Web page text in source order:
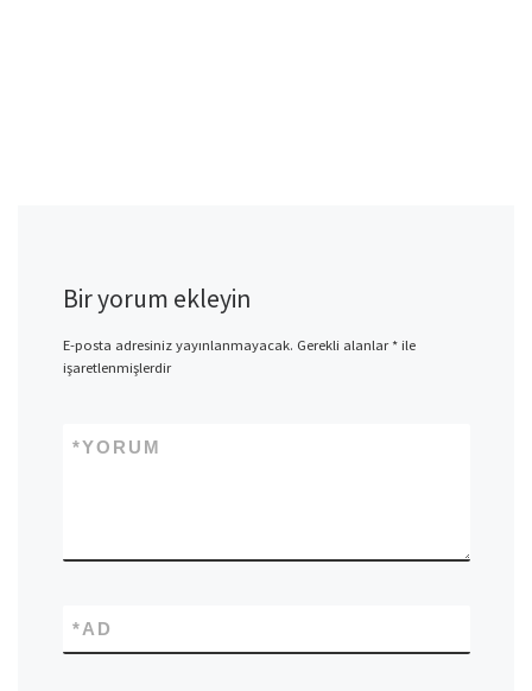
Bir yorum ekleyin
E-posta adresiniz yayınlanmayacak. Gerekli alanlar*ile
işaretlenmişlerdir
YORUM
*
AD
*